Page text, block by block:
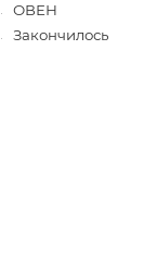
ОВЕН
Закончилось